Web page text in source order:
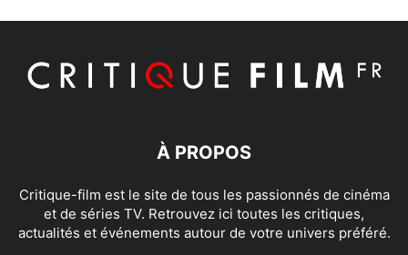
À PROPOS
Critique-film est le site de tous les passionnés de cinéma
et de séries TV. Retrouvez ici toutes les critiques,
actualités et événements autour de votre univers préféré.